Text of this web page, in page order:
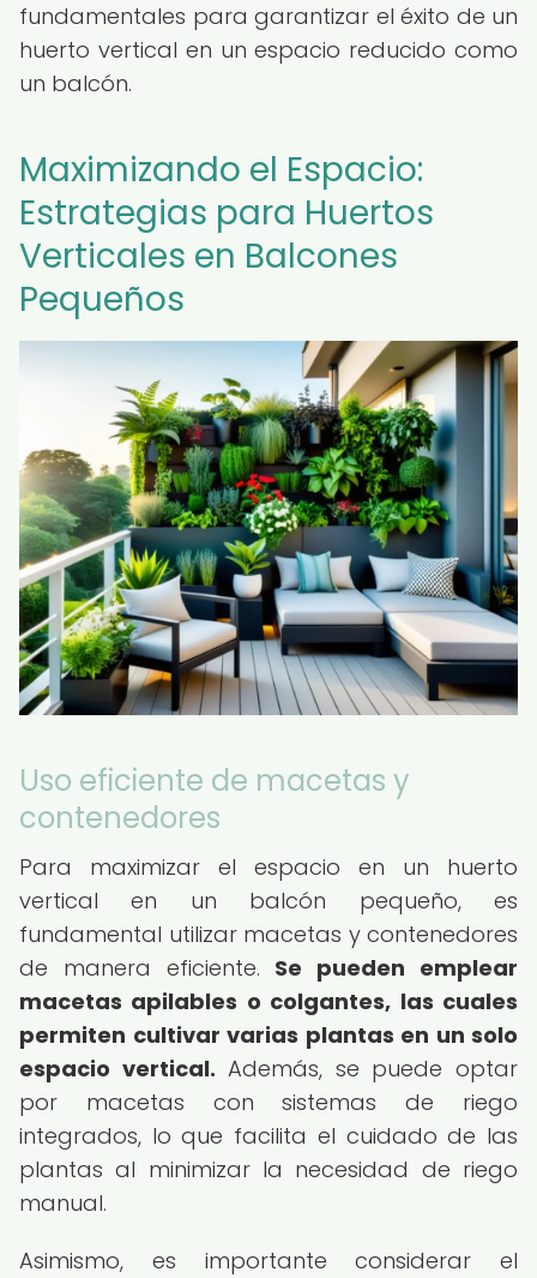
fundamentales para garantizar el éxito de un
huerto vertical en un espacio reducido como
un balcón.
Maximizando el Espacio:
Estrategias para Huertos
Verticales en Balcones
Pequeños
Uso eficiente de macetas y
contenedores
Para maximizar el espacio en un huerto
vertical en un balcón pequeño, es
fundamental utilizar macetas y contenedores
de manera eficiente. Se pueden emplear
macetas apilables o colgantes, las cuales
permiten cultivar varias plantas en un solo
espacio vertical. Además, se puede optar
por macetas con sistemas de riego
integrados, lo que facilita el cuidado de las
plantas al minimizar la necesidad de riego
manual.
Asimismo, es importante considerar el